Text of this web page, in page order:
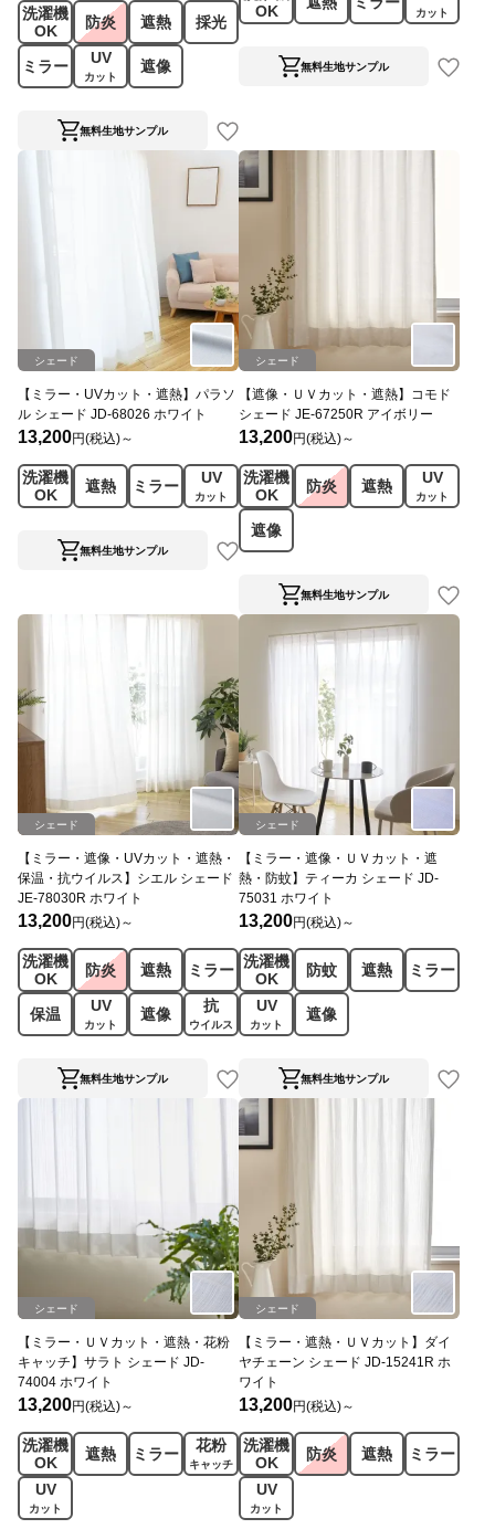
洗濯機
OK
防炎 遮熱 採光
ミラー UV
カット
遮像
無料生地サンプル
OK
カット
無料生地サンプル
シェード
【ミラー・UVカット・遮熱】パラソ
ル シェード JD-68026 ホワイト
13,200円(税込)～
洗濯機
OK
遮熱 ミラー UV
カット
無料生地サンプル
シェード
【遮像・ＵＶカット・遮熱】コモド
シェード JE-67250R アイボリー
13,200円(税込)～
洗濯機
OK
防炎 遮熱 UV
カット
遮像
無料生地サンプル
シェード
【ミラー・遮像・UVカット・遮熱・
保温・抗ウイルス】シエル シェード
JE-78030R ホワイト
13,200円(税込)～
洗濯機
OK
防炎 遮熱 ミラー
保温 UV
カット
遮像 抗
ウイルス
無料生地サンプル
シェード
【ミラー・遮像・ＵＶカット・遮
熱・防蚊】ティーカ シェード JD-
75031 ホワイト
13,200円(税込)～
洗濯機
OK
防蚊 遮熱
ミラー
UV
カット
遮像
無料生地サンプル
シェード
【ミラー・ＵＶカット・遮熱・花粉
キャッチ】サラト シェード JD-
74004 ホワイト
13,200円(税込)～
洗濯機
OK
遮熱 ミラー 花粉
キャッチ
UV
カット
シェード
【ミラー・遮熱・ＵＶカット】ダイ
ヤチェーン シェード JD-15241R ホ
ワイト
13,200円(税込)～
洗濯機
OK
防炎 遮熱
ミラー
UV
カット